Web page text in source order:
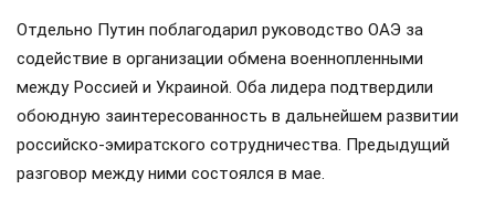
Отдельно Путин поблагодарил руководство ОАЭ за
содействие в организации обмена военнопленными
между Россией и Украиной. Оба лидера подтвердили
обоюдную заинтересованность в дальнейшем развитии
российско-эмиратского сотрудничества. Предыдущий
разговор между ними состоялся в мае.